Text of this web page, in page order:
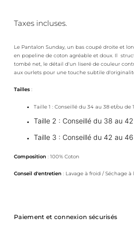
Taxes incluses.
Le Pantalon Sunday, un bas coupé droite et
en popeline de coton agréable et doux. Il
tombé net, le détail d'un liseré de couleur
aux ourlets pour une touche subtile
Tailles :
Taille 1 : Conseillé du 34 au 38 et/ou de
Taille 2 : Conseillé du 38 au
Taille 3 : Conseillé du 42 au
Composition : 100% Coton
Conseil d'entretien : Lavage à froid / Séchage
Paiement et connexion sécurisés